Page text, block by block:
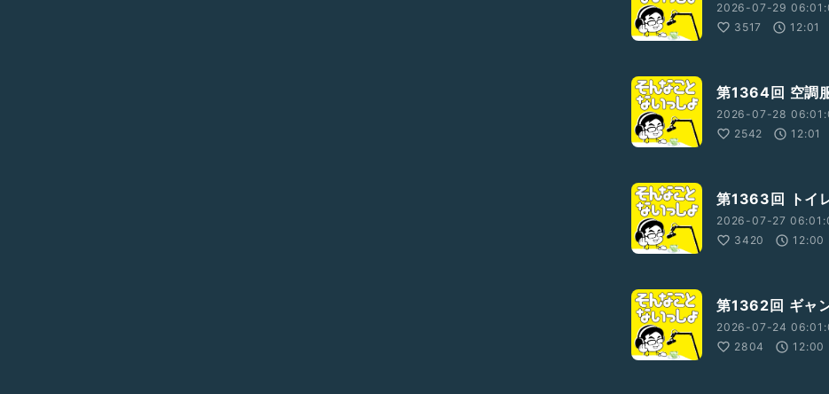
2026-07-29
3517
12:01
第1364回 空調
2026-07-28
2542
12:01
第1363回 トイ
2026-07-27
3420
12:00
第1362回 ギャ
2026-07-24
2804
12:00